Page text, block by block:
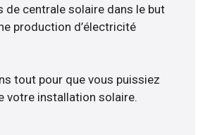
de centrale solaire dans le but
production d’électricité
tout pour que vous puissiez
votre installation solaire.